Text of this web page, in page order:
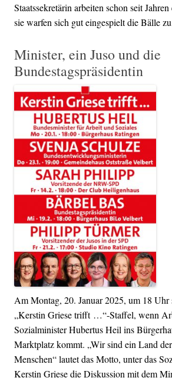
Staatssekretärin arbeiten schon seit
sie warfen sich gut eingespielt die Bälle
Minister, ein Juso und die
Bundestagspräsidentin
Am Montag, 20. Januar 2025, um 18 Uhr
„Kerstin Griese trifft …“-Staffel, wenn
Sozialminister Hubertus Heil ins
Marktplatz kommt. „Wir sind ein Land
Menschen“ lautet das Motto, unter das
Kerstin Griese die Diskussion mit dem